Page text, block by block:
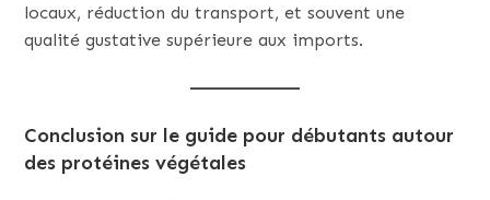
locaux, réduction du transport, et souvent une
qualité gustative supérieure aux imports.
Conclusion sur le guide pour débutants autour
des protéines végétales